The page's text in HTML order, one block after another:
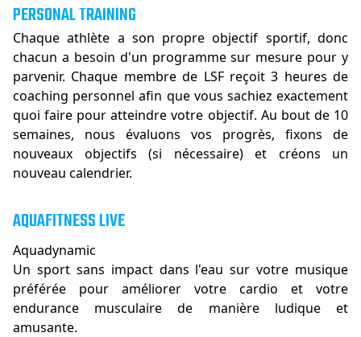
PERSONAL TRAINING
Chaque athlète a son propre objectif sportif, donc
chacun a besoin d'un programme sur mesure pour y
parvenir. Chaque membre de LSF reçoit 3 heures de
coaching personnel afin que vous sachiez exactement
quoi faire pour atteindre votre objectif. Au bout de 10
semaines, nous évaluons vos progrès, fixons de
nouveaux objectifs (si nécessaire) et créons un
nouveau calendrier.
AQUAFITNESS LIVE
Aquadynamic
Un sport sans impact dans l'eau sur votre musique
préférée pour améliorer votre cardio et votre
endurance musculaire de manière ludique et
amusante.